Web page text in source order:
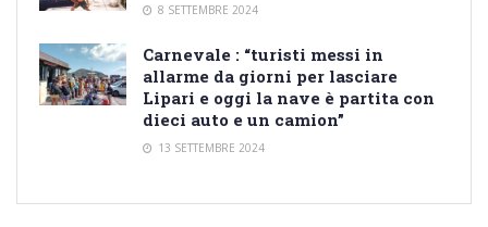
8 SETTEMBRE 2024
Carnevale : “turisti messi in
allarme da giorni per lasciare
Lipari e oggi la nave è partita con
dieci auto e un camion”
13 SETTEMBRE 2024